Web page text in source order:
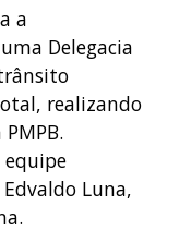
a
Delegacia
realizando
equipe
Luna,